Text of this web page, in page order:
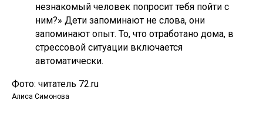
незнакомый человек попросит тебя пойти с
ним?» Дети запоминают не слова, они
запоминают опыт. То, что отработано дома, в
стрессовой ситуации включается
автоматически.
Фото: читатель 72.ru
Алиса Симонова